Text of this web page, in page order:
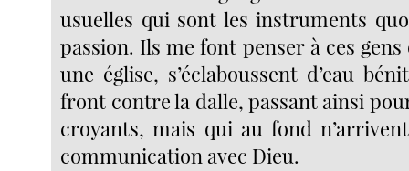
usuelles qui sont les instruments
passion. Ils me font penser à ces
une église, s’éclaboussent d’eau
front contre la dalle, passant ainsi
croyants, mais qui au fond
communication avec Dieu.